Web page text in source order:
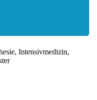
Intensivmedizin,